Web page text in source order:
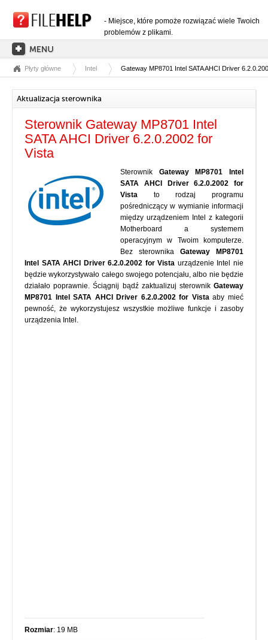
- Miejsce, które pomoże rozwiązać wiele Twoich
problemów z plikami.
STRONA GŁÓWNA
KATEGORIE ROZSZERZEŃ
PLIKI DLL
KONWERSJE PLIKÓW
PROGRAMY
Płyty główne Intel Gateway MP8701 Intel SATA AHCI Driver
Aktualizacja sterownika
Sterownik Gateway MP8701 Intel
SATA AHCI Driver 6.2.0.2002 for
Vista
Sterownik Gateway MP8701 Intel
SATA AHCI Driver 6.2.0.2002 for
Vista to rodzaj programu
pośredniczący w wymianie informacji
między urządzeniem Intel z kategorii
Motherboard a systemem
operacyjnym w Twoim komputerze.
Bez sterownika Gateway MP8701
Intel SATA AHCI Driver 6.2.0.2002 for Vista urządzenie Intel nie
będzie wykorzystywało całego swojego potencjału, albo nie będzie
działało poprawnie. Ściągnij bądź zaktualizuj sterownik Gateway
MP8701 Intel SATA AHCI Driver 6.2.0.2002 for Vistaaby mieć
pewność, że wykorzystujesz wszystkie możliwe funkcje i zasoby
urządzenia Intel.
Rozmiar: 19 MB